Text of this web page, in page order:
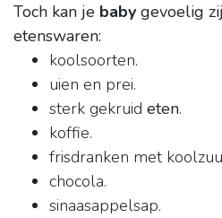
Toch kan je baby gevoelig
etenswaren:
koolsoorten.
uien en prei.
sterk gekruid eten.
koffie.
frisdranken met
chocola.
sinaasappelsap.